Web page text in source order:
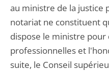
au ministre de la justice
notariat ne constituent
dispose le ministre
professionnelles et
suite, le Conseil